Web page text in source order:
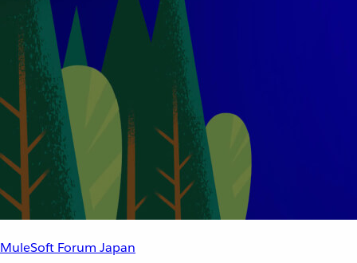
MuleSoft Forum Japan